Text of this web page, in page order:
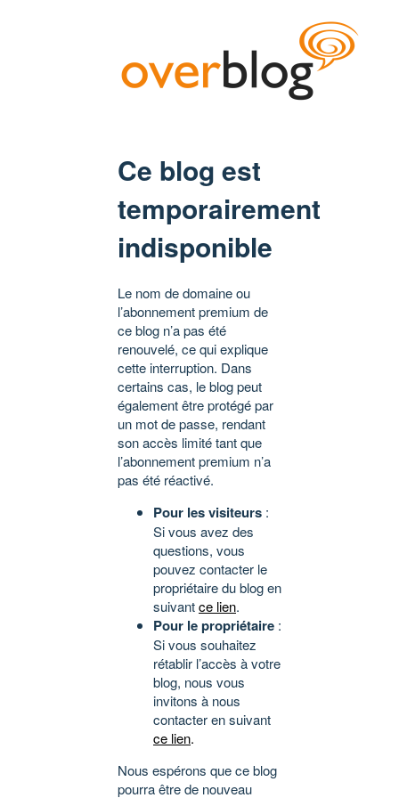
Ce blog est
temporairement
indisponible
Le nom de domaine ou
l’abonnement premium de
ce blog n’a pas été
renouvelé, ce qui explique
cette interruption. Dans
certains cas, le blog peut
également être protégé par
un mot de passe, rendant
son accès limité tant que
l’abonnement premium n’a
pas été réactivé.
Pour les visiteurs :
Si vous avez des
questions, vous
pouvez contacter le
propriétaire du blog en
suivantce lien.
Pour le propriétaire :
Si vous souhaitez
rétablir l’accès à votre
blog, nous vous
invitons à nous
contacter en suivant
ce lien.
Nous espérons que ce blog
pourra être de nouveau